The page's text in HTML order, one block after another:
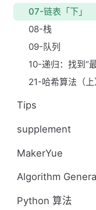
07-链表「下」
08-栈
09-队列
10-递归：找到“
21-哈希算法（上
Tips
supplement
MakerYue
Algorithm
Python 算法